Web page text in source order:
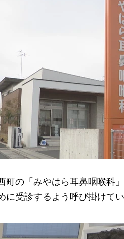
の「みやはら耳鼻咽喉科
に受診するよう呼び掛けてい